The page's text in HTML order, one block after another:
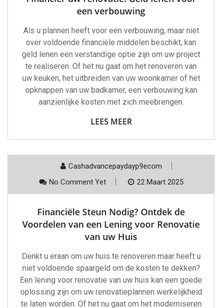
een verbouwing
Als u plannen heeft voor een verbouwing, maar niet
over voldoende financiële middelen beschikt, kan
geld lenen een verstandige optie zijn om uw project
te realiseren. Of het nu gaat om het renoveren van
uw keuken, het uitbreiden van uw woonkamer of het
opknappen van uw badkamer, een verbouwing kan
aanzienlijke kosten met zich meebrengen.
LEES MEER
Cashadvancepaydayp9ecom
No Comment Yet
22 Maart 2025
Financiële Steun Nodig? Ontdek de
Voordelen van een Lening voor Renovatie
van uw Huis
Denkt u eraan om uw huis te renoveren maar heeft u
niet voldoende spaargeld om de kosten te dekken?
Een lening voor renovatie van uw huis kan een goede
oplossing zijn om uw renovatieplannen werkelijkheid
te laten worden. Of het nu gaat om het moderniseren